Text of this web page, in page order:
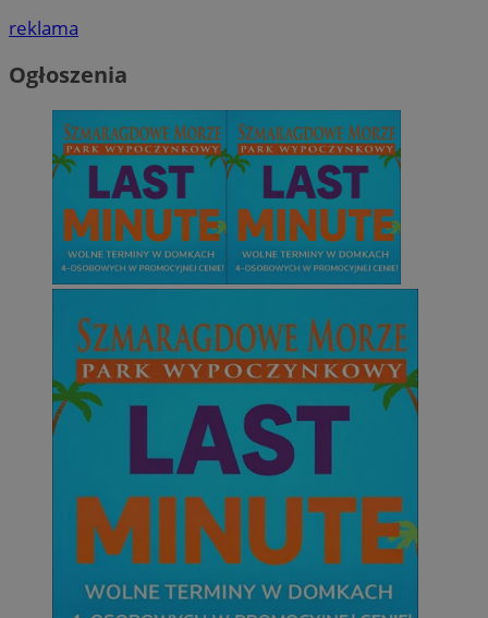
reklama
Ogłoszenia